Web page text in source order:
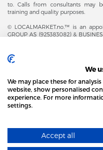
to. Calls from consultants may
training and quality purposes.
© LOCALMARKET.no.™ is an
GROUP AS (925383082) &
Brønnøysundregistrene. Financial
and subject to limited regulation
Office Adresse: Karenslyst Alle 4,
358, 0213 Oslo, Norway. Email
47 23 89 88 63 © Copyright 2016-
DODATKOWO OD ZESPOŁU
STRONA LOCAL
We
We may place these for
website, show personalised
experience. For more
settings.
Accept all